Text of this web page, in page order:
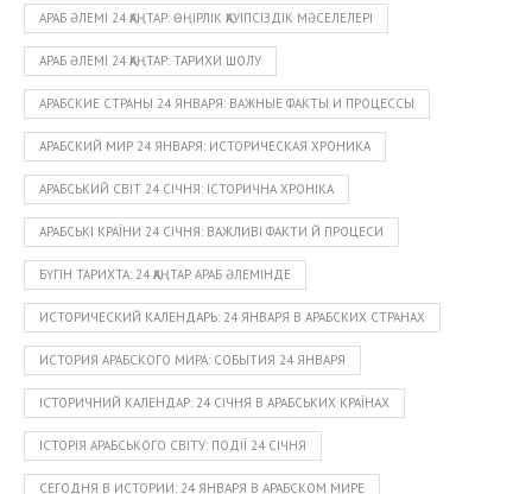
АРАБ ӘЛЕМІ 24 ҚАҢТАР: ӨҢІРЛІК ҚАУІПСІЗДІК МӘСЕЛЕЛЕРІ
АРАБ ӘЛЕМІ 24 ҚАҢТАР: ТАРИХИ ШОЛУ
АРАБСКИЕ СТРАНЫ 24 ЯНВАРЯ: ВАЖНЫЕ ФАКТЫ И ПРОЦЕССЫ
АРАБСКИЙ МИР 24 ЯНВАРЯ: ИСТОРИЧЕСКАЯ ХРОНИКА
АРАБСЬКИЙ СВІТ 24 СІЧНЯ: ІСТОРИЧНА ХРОНІКА
АРАБСЬКІ КРАЇНИ 24 СІЧНЯ: ВАЖЛИВІ ФАКТИ Й ПРОЦЕСИ
БҮГІН ТАРИХТА: 24 ҚАҢТАР АРАБ ӘЛЕМІНДЕ
ИСТОРИЧЕСКИЙ КАЛЕНДАРЬ: 24 ЯНВАРЯ В АРАБСКИХ СТРАНАХ
ИСТОРИЯ АРАБСКОГО МИРА: СОБЫТИЯ 24 ЯНВАРЯ
ІСТОРИЧНИЙ КАЛЕНДАР: 24 СІЧНЯ В АРАБСЬКИХ КРАЇНАХ
ІСТОРІЯ АРАБСЬКОГО СВІТУ: ПОДІЇ 24 СІЧНЯ
СЕГОДНЯ В ИСТОРИИ: 24 ЯНВАРЯ В АРАБСКОМ МИРЕ